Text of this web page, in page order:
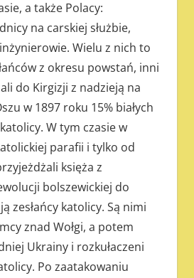
a także Polacy:
na carskiej służbie,
Wielu z nich to
z okresu powstań, inni
do Kirgizji z nadzieją na
w 1897 roku 15% białych
W tym czasie w
parafii i tylko od
księża z
bolszewickiej do
zesłańcy katolicy. Są nimi
znad Wołgi, a potem
Ukrainy i rozkułaczeni
Po zaatakowaniu